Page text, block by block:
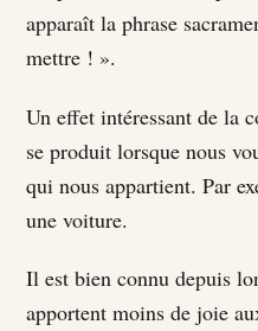
apparaît la phrase
mettre ! ».
Un effet intéressant de la
se produit lorsque nous
qui nous appartient. Par
une voiture.
Il est bien connu depuis
apportent moins de joie